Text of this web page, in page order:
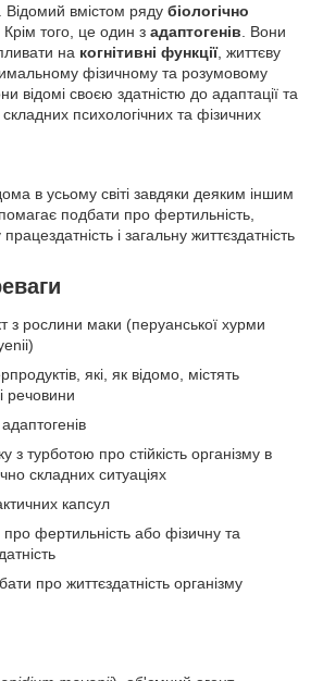
. Відомий вмістом ряду біологічно
. Крім того, це один з адаптогенів . Вони
на когнітивні функції, життєву
фізичному та розумовому
відомі своєю здатністю до адаптації та
складних психологічних та фізичних
в усьому світі завдяки деяким іншим
подбати про фертильність,
і загальну життєздатність
з рослини маки (перуанської хурми
які, як відомо, містять
речовини
з турботою про стійкість організму в
складних ситуаціях
капсул
про фертильність або фізичну та
про життєздатність організму